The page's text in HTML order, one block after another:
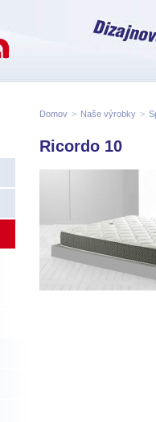
Domov > Naše výrobky >
Ricordo 10